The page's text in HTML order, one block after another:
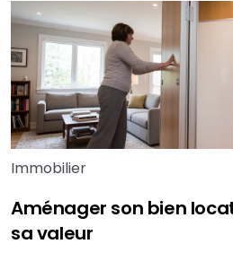
Immobilier
Aménager son bien
sa valeur